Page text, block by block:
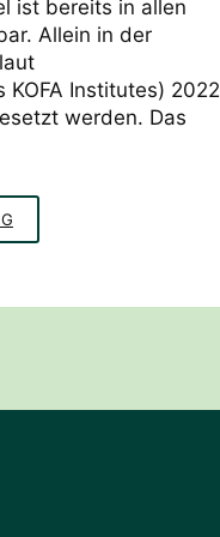
ist bereits in allen
Allein in der
Institutes) 2022
werden. Das
FACHKRÄFTEMANGEL